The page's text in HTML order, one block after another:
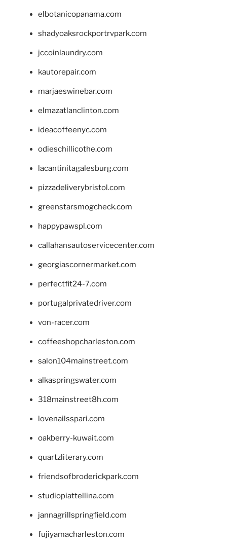
elbotanicopanama.com
shadyoaksrockportrvpark.com
jccoinlaundry.com
kautorepair.com
marjaeswinebar.com
elmazatlanclinton.com
ideacoffeenyc.com
odieschillicothe.com
lacantinitagalesburg.com
pizzadeliverybristol.com
greenstarsmogcheck.com
happypawspl.com
callahansautoservicecenter.com
georgiascornermarket.com
perfectfit24-7.com
portugalprivatedriver.com
von-racer.com
coffeeshopcharleston.com
salon104mainstreet.com
alkaspringswater.com
318mainstreet8h.com
lovenailsspari.com
oakberry-kuwait.com
quartzliterary.com
friendsofbroderickpark.com
studiopiattellina.com
jannagrillspringfield.com
fujiyamacharleston.com